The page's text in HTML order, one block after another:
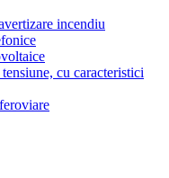
incendiu
cu caracteristici